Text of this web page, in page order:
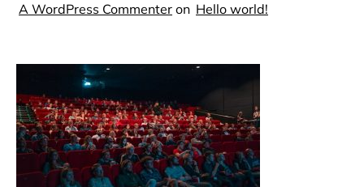
A WordPress Commenter on Hello world!